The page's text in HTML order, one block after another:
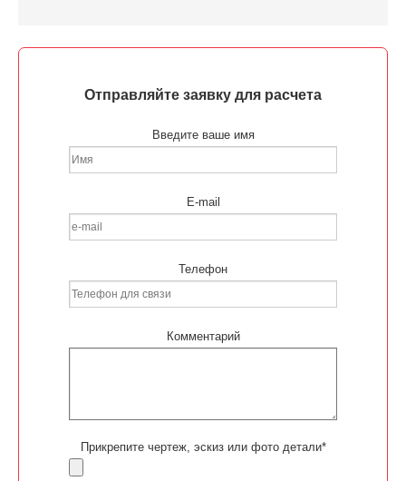
Отправляйте заявку для расчета
Введите ваше имя
E-mail
Телефон
Комментарий
Прикрепите чертеж, эскиз или фото детали*